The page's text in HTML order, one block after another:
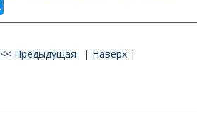
<< Предыдущая | Наверх|